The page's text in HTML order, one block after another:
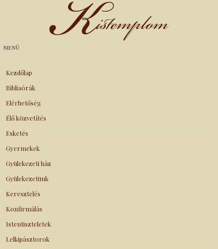
Kistemplom
MENÜ
Kezdőlap
Bibliaórák
Elérhetőség
Élő közvetítés
Esketés
Gyermekek
Gyülekezeti ház
Gyülekezetünk
Keresztelés
Konfirmálás
Istentiszteletek
Lelkipásztorok